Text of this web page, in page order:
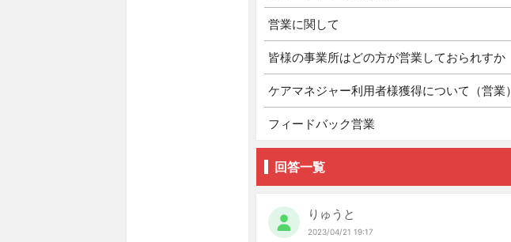
営業に関して
皆様の事業所はどの方が営業しておられすか
ケアマネジャー利用者様獲得について（営業）
フィードバック営業
回答一覧
りゅうと
2023/04/21 19:17